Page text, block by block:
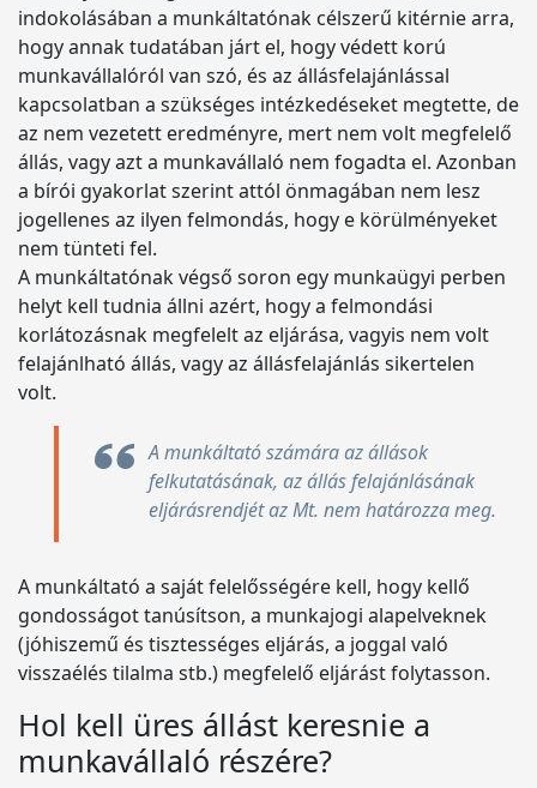
indokolásában a munkáltatónak célszerű kitérnie arra,
hogy annak tudatában járt el, hogy védett korú
munkavállalóról van szó, és az állásfelajánlással
kapcsolatban a szükséges intézkedéseket megtette, de
az nem vezetett eredményre, mert nem volt megfelelő
állás, vagy azt a munkavállaló nem fogadta el. Azonban
a bírói gyakorlat szerint attól önmagában nem lesz
jogellenes az ilyen felmondás, hogy e körülményeket
nem tünteti fel.
A munkáltatónak végső soron egy munkaügyi perben
helyt kell tudnia állni azért, hogy a felmondási
korlátozásnak megfelelt az eljárása, vagyis nem volt
felajánlható állás, vagy az állásfelajánlás sikertelen
volt.
A munkáltató számára az állások
felkutatásának, az állás felajánlásának
eljárásrendjét az Mt. nem határozza meg.
A munkáltató a saját felelősségére kell, hogy kellő
gondosságot tanúsítson, a munkajogi alapelveknek
(jóhiszemű és tisztességes eljárás, a joggal való
visszaélés tilalma stb.) megfelelő eljárást folytasson.
Hol kell üres állást keresnie a
munkavállaló részére?